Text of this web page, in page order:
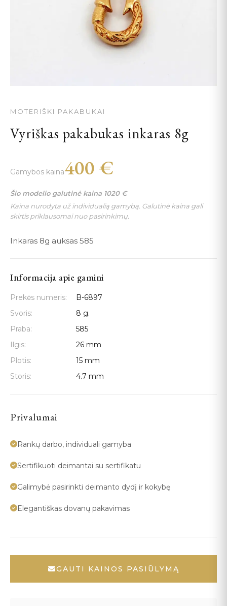
MOTERIŠKI PAKABUKAI
Vyriškas pakabukas inkaras 8g
Gamybos kaina400 €
Šio modelio galutinė kaina 1020 €
Kaina nurodyta už individualią gamybą. Galutinė kaina gali
skirtis priklausomai nuo pasirinkimų.
Inkaras 8g auksas 585
Informacija apie gamini
Prekės numeris:
B-6897
Svoris:
8 g.
Praba:
585
Ilgis:
26 mm
Plotis:
15 mm
Storis:
4.7 mm
Privalumai
Rankų darbo, individuali gamyba
Sertifikuoti deimantai su sertifikatu
Galimybė pasirinkti deimanto dydį ir kokybę
Elegantiškas dovanų pakavimas
GAUTI KAINOS PASIŪLYMĄ